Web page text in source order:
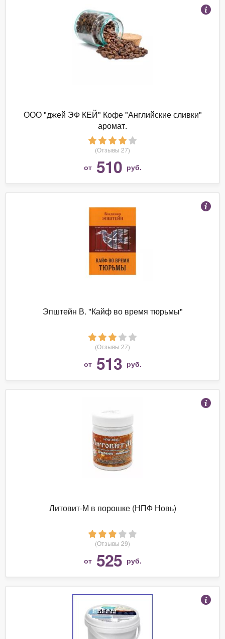
ООО "джей ЭФ КЕЙ" Кофе "Английские сливки"
аромат.
(Отзывы 27)
от 510 руб.
Эпштейн В. "Кайф во время тюрьмы"
(Отзывы 27)
от 513 руб.
Литовит-М в порошке (НПФ Новь)
(Отзывы 29)
от 525 руб.